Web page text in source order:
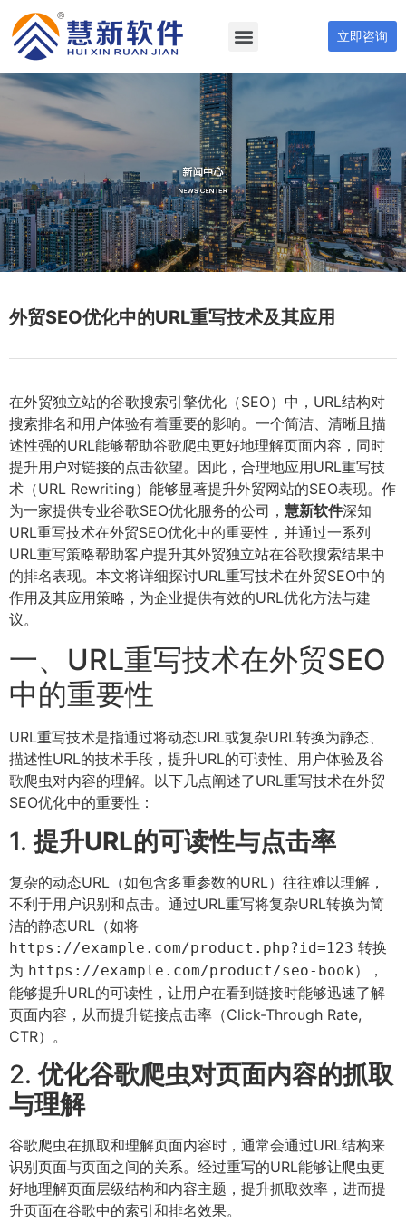
立即咨询
外贸SEO优化中的URL重写技术及其应用
在外贸独立站的谷歌搜索引擎优化（SEO）中，URL结构对
搜索排名和用户体验有着重要的影响。一个简洁、清晰且描
述性强的URL能够帮助谷歌爬虫更好地理解页面内容，同时
提升用户对链接的点击欲望。因此，合理地应用URL重写技
术（URL Rewriting）能够显著提升外贸网站的SEO表现。作
为一家提供专业谷歌SEO优化服务的公司， 慧新软件深知
URL重写技术在外贸SEO优化中的重要性，并通过一系列
URL重写策略帮助客户提升其外贸独立站在谷歌搜索结果中
的排名表现。本文将详细探讨URL重写技术在外贸SEO中的
作用及其应用策略，为企业提供有效的URL优化方法与建
议。
一、URL重写技术在外贸SEO
中的重要性
URL重写技术是指通过将动态URL或复杂URL转换为静态、
描述性URL的技术手段，提升URL的可读性、用户体验及谷
歌爬虫对内容的理解。以下几点阐述了URL重写技术在外贸
SEO优化中的重要性：
1.提升URL的可读性与点击率
复杂的动态URL（如包含多重参数的URL）往往难以理解，
不利于用户识别和点击。通过URL重写将复杂URL转换为简
洁的静态URL（如将
https://example.com/product.php?id=123 转换
为 https://example.com/product/seo-book），
能够提升URL的可读性，让用户在看到链接时能够迅速了解
页面内容，从而提升链接点击率（Click-Through Rate,
CTR）。
2.优化谷歌爬虫对页面内容的抓取
与理解
谷歌爬虫在抓取和理解页面内容时，通常会通过URL结构来
识别页面与页面之间的关系。经过重写的URL能够让爬虫更
好地理解页面层级结构和内容主题，提升抓取效率，进而提
升页面在谷歌中的索引和排名效果。